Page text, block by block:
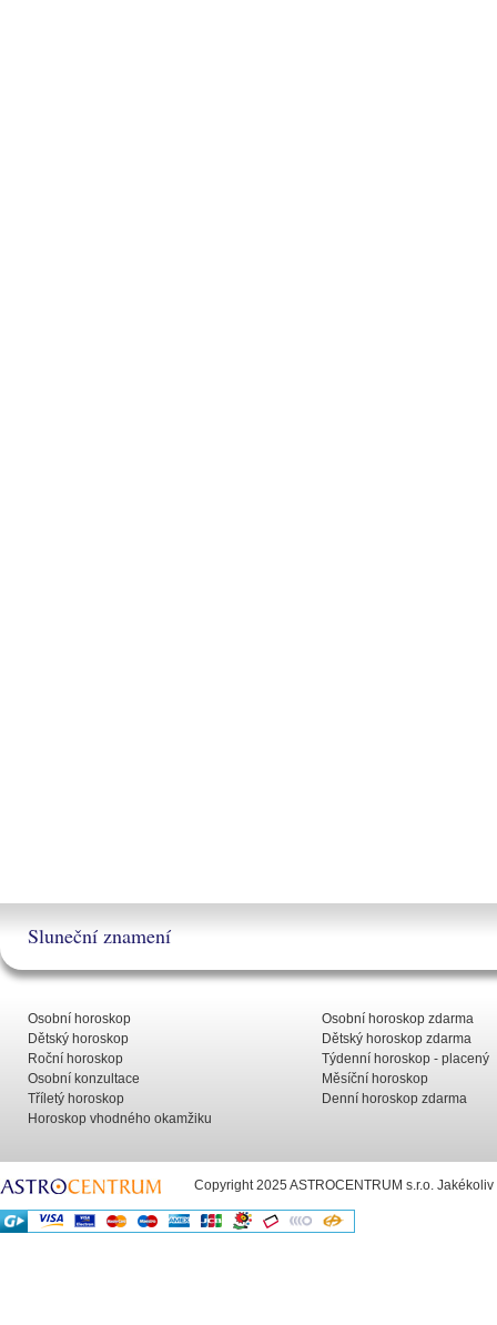
Sluneční znamení
Osobní horoskop
Dětský horoskop
Roční horoskop
Osobní konzultace
Tříletý horoskop
Horoskop vhodného okamžiku
Osobní horoskop zdarma
Dětský horoskop zdarma
Týdenní horoskop - placený
Měsíční horoskop
Denní horoskop zdarma
Copyright 2025 ASTROCENTRUM s.r.o.